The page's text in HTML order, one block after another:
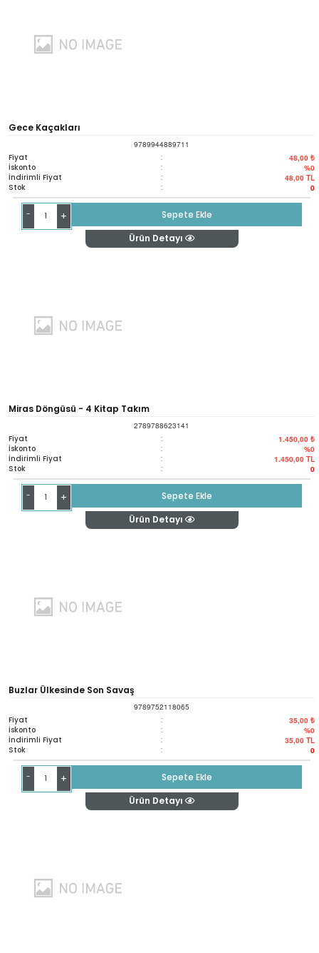
Gece Kaçakları
9789944889711
Fiyat : 48,00 ₺
İskonto : %0
İndirimli Fiyat : 48,00 TL
Stok : 0
- +
Sepete Ekle
Ürün Detayı
Miras Döngüsü - 4 Kitap Takım
2789788623141
Fiyat : 1.450,00 ₺
İskonto : %0
İndirimli Fiyat : 1.450,00 TL
Stok : 0
- +
Sepete Ekle
Ürün Detayı
Buzlar Ülkesinde Son Savaş
9789752118065
Fiyat : 35,00 ₺
İskonto : %0
İndirimli Fiyat : 35,00 TL
Stok : 0
- +
Sepete Ekle
Ürün Detayı